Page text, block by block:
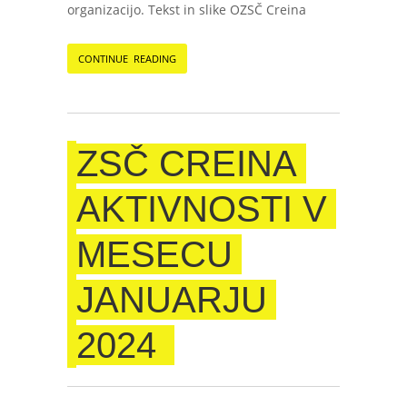
organizacijo. Tekst in slike OZSČ Creina
CONTINUE READING
ZSČ CREINA
AKTIVNOSTI V
MESECU
JANUARJU
2024